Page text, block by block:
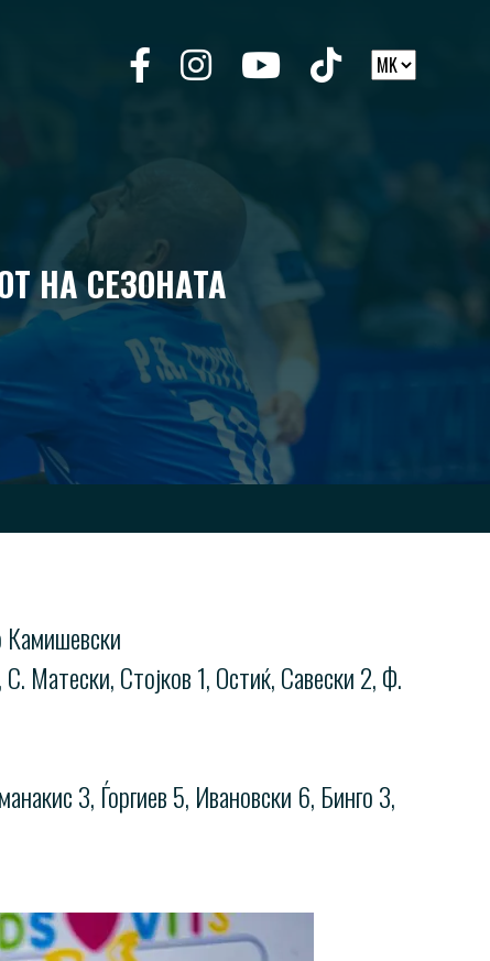
НА СЕЗОНАТА
Камишевски
Матески, Стојков 1, Остиќ, Савески 2, Ф.
3, Ѓоргиев 5, Ивановски 6, Бинго 3,